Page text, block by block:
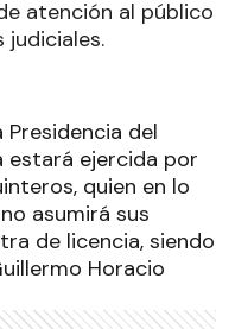
atención al público
judiciales.
Presidencia del
estará ejercida por
quien en lo
asumirá sus
de licencia, siendo
Horacio